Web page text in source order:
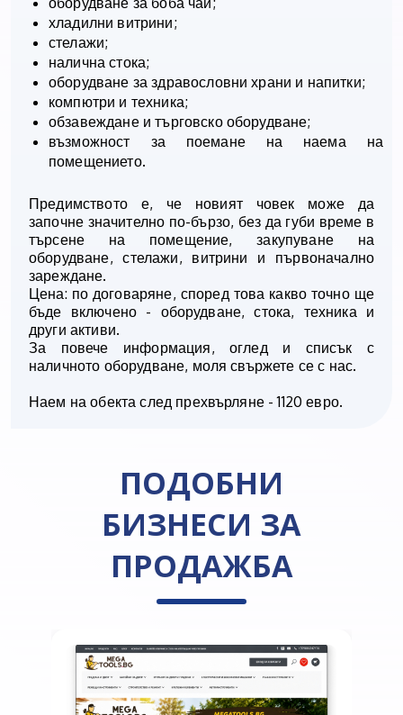
хладилни витрини;
стелажи;
налична стока;
оборудване за здравословни храни и напитки;
компютри и техника;
обзавеждане и търговско оборудване;
възможност за поемане на наема на
помещението.
Предимството е, че новият човек може да
започне значително по-бързо, без да губи време в
търсене на помещение, закупуване на
оборудване, стелажи, витрини и първоначално
зареждане.
Цена: по договаряне, според това какво точно ще
бъде включено - оборудване, стока, техника и
други активи.
За повече информация, оглед и списък с
наличното оборудване, моля свържете се с нас.
Наем на обекта след прехвърляне - 1120 евро.
ПОДОБНИ
БИЗНЕСИ ЗА
ПРОДАЖБА